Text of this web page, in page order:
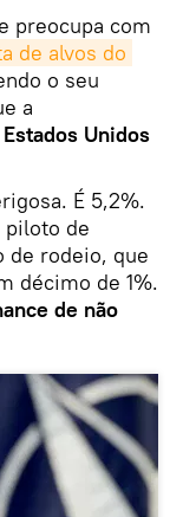
preocupa com
de alvos do
o seu
a
Unidos
É 5,2%.
piloto de
de rodeio, que
décimo de 1%.
de não